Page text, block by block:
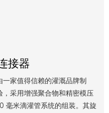
接器
家值得信赖的灌溉品牌制
采用增强聚合物和精密模压
毫米滴灌管系统的组装。其旋